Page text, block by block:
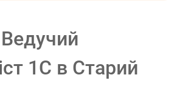
Ведучий
1С в Старий